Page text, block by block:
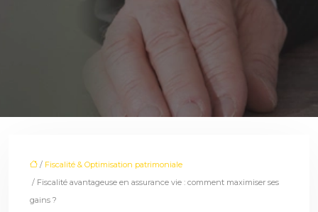
/ Fiscalité & Optimisation patrimoniale
/ Fiscalité avantageuse en assurance vie : comment maximiser ses
gains ?